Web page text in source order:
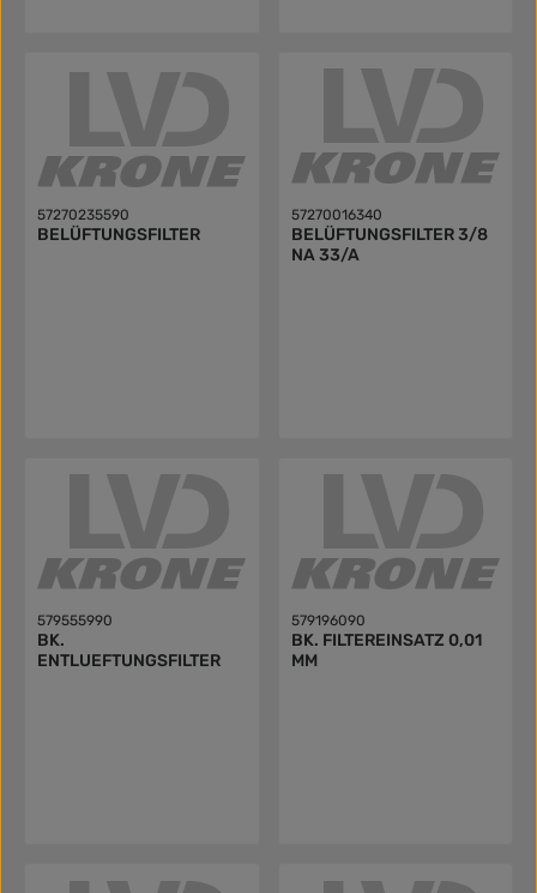
57270235590
BELÜFTUNGSFILTER
57270016340
BELÜFTUNGSFILTER 3/8
NA 33/A
579555990
BK.
ENTLUEFTUNGSFILTER
579196090
BK. FILTEREINSATZ 0,01
MM